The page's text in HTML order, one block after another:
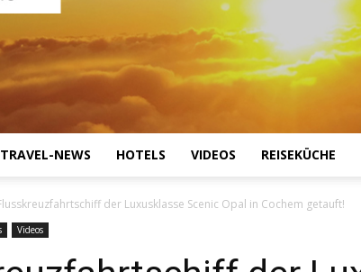
TRAVEL-NEWS HOTELS VIDEOS REISEKÜCHE
der Luxusklasse Scenic Opal in Cochem getauft!
Videos